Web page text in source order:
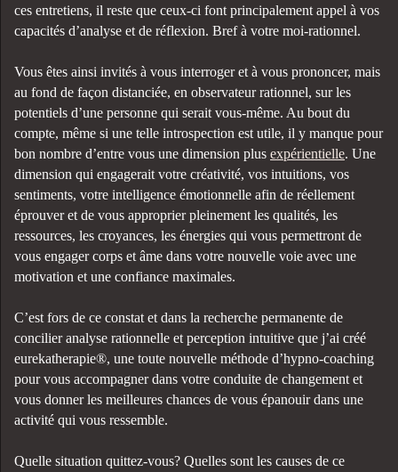
ces entretiens, il reste que ceux-ci font principalement appel à vos
capacités d’analyse et de réflexion. Bref à votre moi-rationnel.
Vous êtes ainsi invités à vous interroger et à vous prononcer, mais
au fond de façon distanciée, en observateur rationnel, sur les
potentiels d’une personne qui serait vous-même. Au bout du
compte, même si une telle introspection est utile, il y manque pour
bon nombre d’entre vous une dimension plus expérientielle. Une
dimension qui engagerait votre créativité, vos intuitions, vos
sentiments, votre intelligence émotionnelle afin de réellement
éprouver et de vous approprier pleinement les qualités, les
ressources, les croyances, les énergies qui vous permettront de
vous engager corps et âme dans votre nouvelle voie avec une
motivation et une confiance maximales.
C’est fors de ce constat et dans la recherche permanente de
concilier analyse rationnelle et perception intuitive que j’ai créé
eurekatherapie®, une toute nouvelle méthode d’hypno-coaching
pour vous accompagner dans votre conduite de changement et
vous donner les meilleures chances de vous épanouir dans une
activité qui vous ressemble.
Quelle situation quittez-vous? Quelles sont les causes de ce